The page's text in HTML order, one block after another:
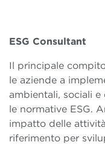
ESG Consultant
Il principale
le aziende a
ambientali, sociali
le normative ESG.
impatto delle
riferimento per